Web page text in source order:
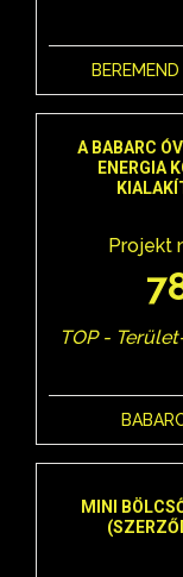
A BABARC
ENERGIA
Projekt
TOP -
MINI